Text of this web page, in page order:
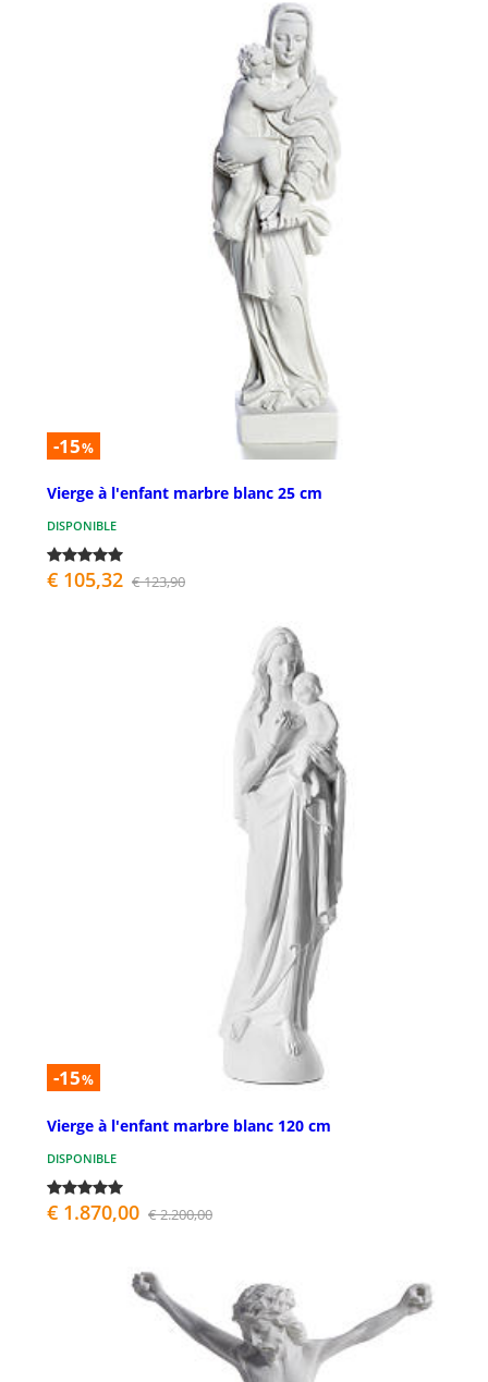
-15%
Vierge à l'enfant marbre blanc 25 cm
DISPONIBLE
€ 105,32 € 123,90
-15%
Vierge à l'enfant marbre blanc 120 cm
DISPONIBLE
€ 1.870,00 € 2.200,00